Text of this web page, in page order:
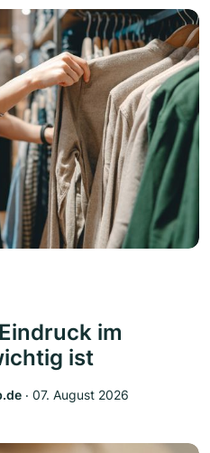
im
ist
‧ 07. August 2026